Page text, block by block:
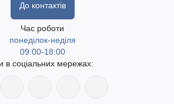
До контактів
Час роботи
понеділок-неділя
09:00-18:00
в соціальних мережах: